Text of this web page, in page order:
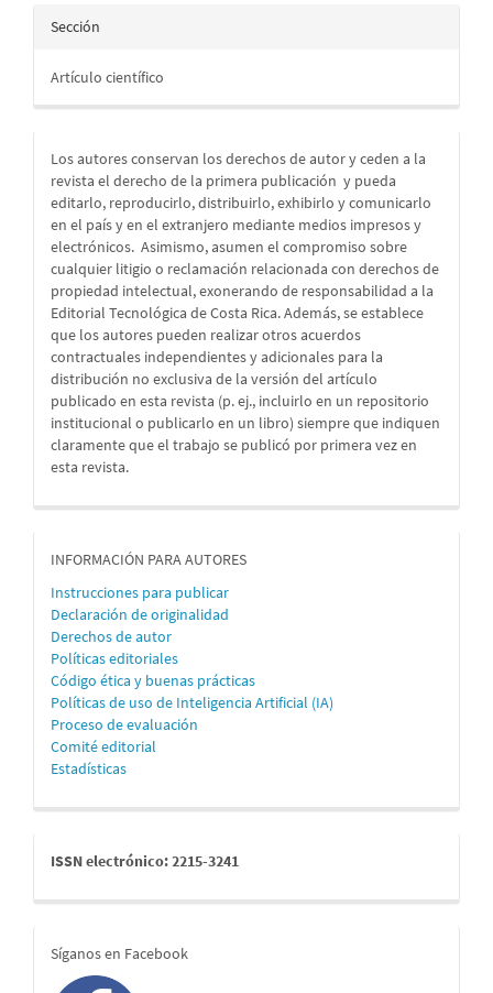
Sección
Artículo científico
Los autores conservan los derechos de autor y ceden a la
revista el derecho de la primera publicación y pueda
editarlo, reproducirlo, distribuirlo, exhibirlo y comunicarlo
en el país y en el extranjero mediante medios impresos y
electrónicos. Asimismo, asumen el compromiso sobre
cualquier litigio o reclamación relacionada con derechos de
propiedad intelectual, exonerando de responsabilidad a la
Editorial Tecnológica de Costa Rica. Además, se establece
que los autores pueden realizar otros acuerdos
contractuales independientes y adicionales para la
distribución no exclusiva de la versión del artículo
publicado en esta revista (p. ej., incluirlo en un repositorio
institucional o publicarlo en un libro) siempre que indiquen
claramente que el trabajo se publicó por primera vez en
esta revista.
informacion
INFORMACIÓN PARA AUTORES
Instrucciones para publicar
Declaración de originalidad
Derechos de autor
Políticas editoriales
Código ética y buenas prácticas
Políticas de uso de Inteligencia Artificial (IA)
Proceso de evaluación
Comité editorial
Estadísticas
issn
ISSN electrónico: 2215-3241
redes
Síganos en Facebook